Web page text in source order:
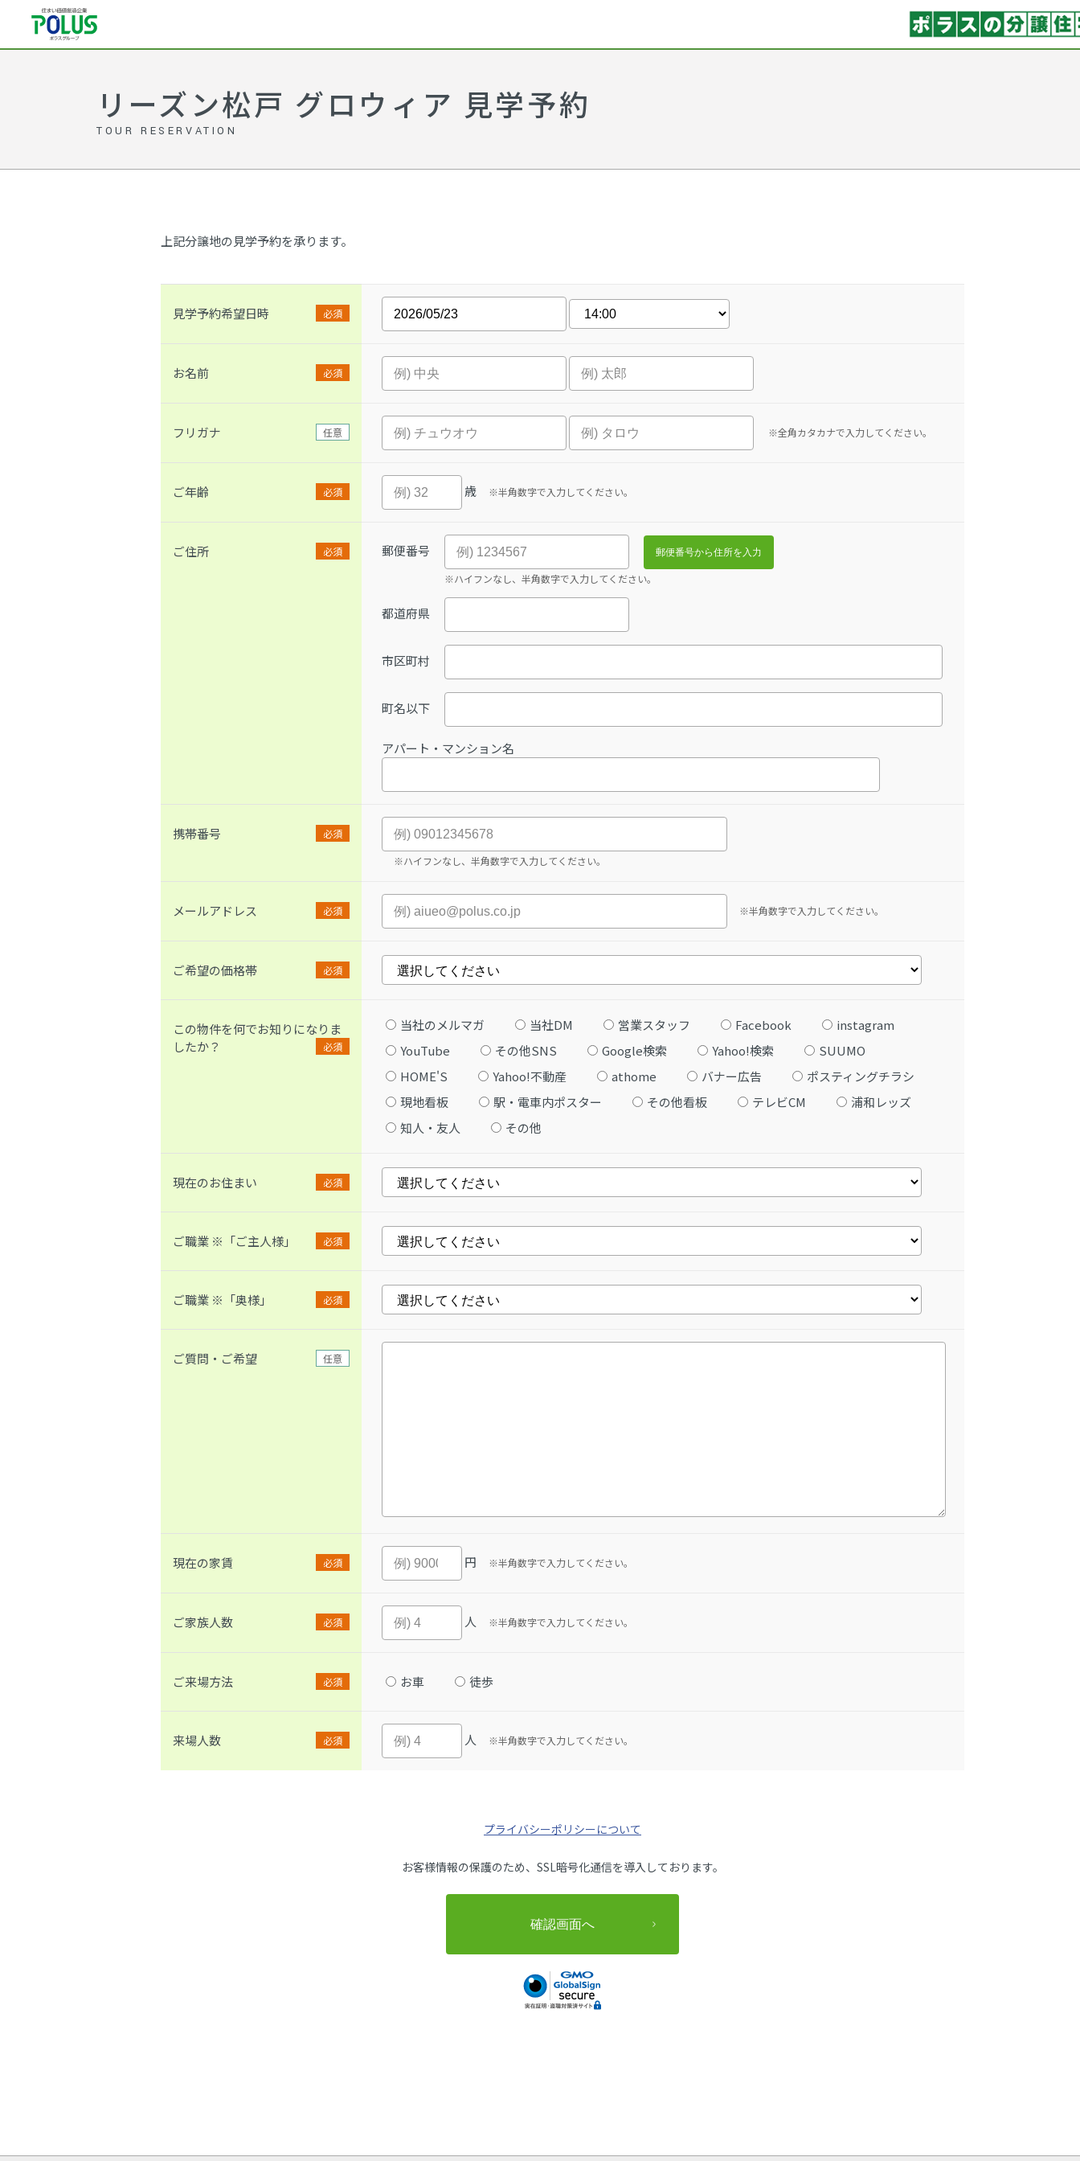
リーズン松戸 グロウィア 見学予約
TOUR RESERVATION
上記分譲地の見学予約を承ります。
見学予約希望日時 必須
お名前 必須
フリガナ 任意 ※全角カタカナで入力してください。
ご年齢 必須 歳 ※半角数字で入力してください。
ご住所 必須 郵便番号
※ハイフンなし、半角数字で入力してください。
都道府県
市区町村
町名以下
アパート・マンション名
携帯番号
必須
※ハイフンなし、半角数字で入力してください。
メールアドレス 必須 ※半角数字で入力してください。
ご希望の価格帯 必須
この物件を何でお知りになりま
したか？
必須
当社のメルマガ 当社DM 営業スタッフ Facebook
instagram
YouTube
その他SNS Google検索 Yahoo!検索
SUUMO
HOME'S
Yahoo!不動産 athome バナー広告
ポスティングチラシ
現地看板
駅・電車内ポスター その他看板 テレビCM
浦和レッズ
知人・友人
その他
現在のお住まい 必須
ご職業 ※「ご主人様」 必須
ご職業 ※「奥様」 必須
ご質問・ご希望 任意
現在の家賃 必須 円 ※半角数字で入力してください。
ご家族人数 必須 人 ※半角数字で入力してください。
ご来場方法 必須 お車 徒歩
来場人数 必須 人 ※半角数字で入力してください。
プライバシーポリシーについて
お客様情報の保護のため、SSL暗号化通信を導入しております。